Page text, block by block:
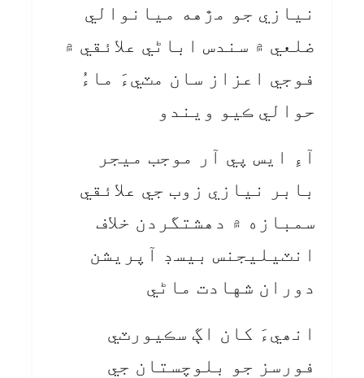
نيازي جو مڙهه ميانوالي
ضلعي ۾ سندس اباڻي علائقي ۾
فوجي اعزاز سان مٽيءَ ماءُ
حوالي ڪيو ويندو
آءِ ايس پي آر موجب ميجر
بابر نيازي زوب جي علائقي
سمبازه ۾ دهشتگردن خلاف
انٽيليجنس بيسڊ آپريشن
دوران شهادت ماڻي
انھيءَ کان اڳ سڪيورٽي
فورسز جو بلوچستان جي